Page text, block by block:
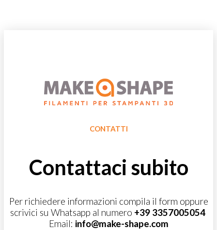
CONTATTI
Contattaci subito
Per richiedere informazioni compila il form oppure
scrivici su Whatsapp al numero +39 3357005054
Email: info@make-shape.com